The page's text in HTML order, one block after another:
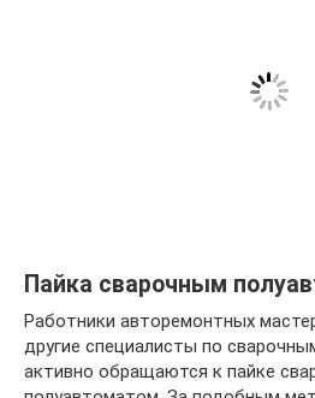
Пайка сварочным
Работники авторемонтных
другие специалисты по
активно обращаются к пайке